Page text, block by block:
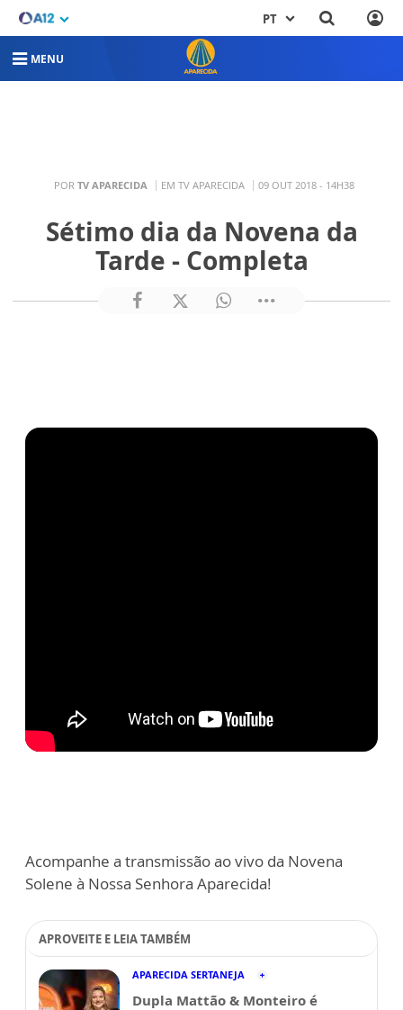
PT
MENU
POR TV APARECIDA EM TV APARECIDA 09 OUT 2018 - 14H38
Sétimo dia da Novena da
Tarde - Completa
Acompanhe a transmissão ao vivo da Novena
Solene à Nossa Senhora Aparecida!
APROVEITE E LEIA TAMBÉM
APARECIDA SERTANEJA
Dupla Mattão & Monteiro é